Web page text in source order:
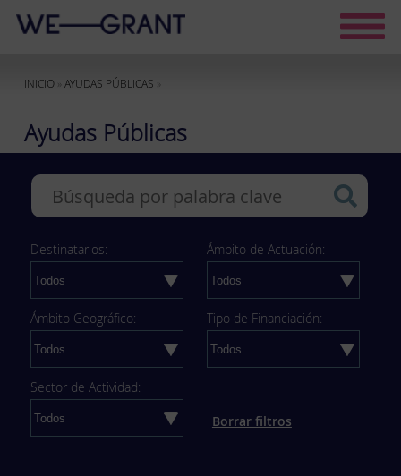
INICIO» AYUDAS PÚBLICAS
Ayudas Públicas
Destinatarios: Ámbito de Actuación:
Ámbito Geográfico: Tipo de Financiación:
Sector de Actividad:
Borrar filtros